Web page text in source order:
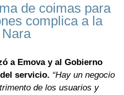
de coimas para
complica a la
a Emova y al Gobierno
servicio. “Hay un negocio
de los usuarios y